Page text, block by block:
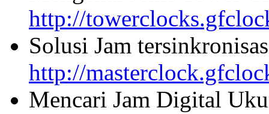
http://
Solusi Jam
http://
Mencari Jam Digital